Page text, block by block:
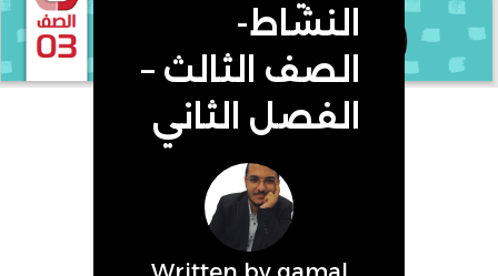
النشاط-
الصف الثالث –
الفصل الثاني